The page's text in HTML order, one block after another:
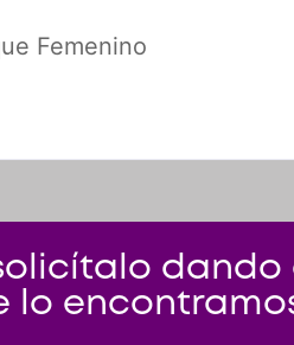
Femenino
dando
lo